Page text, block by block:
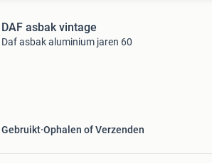
DAF asbak vintage
Daf asbak aluminium jaren 60
Gebruikt Ophalen of Verzenden